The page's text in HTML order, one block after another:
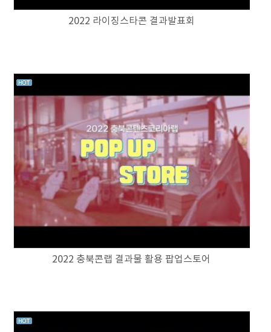
2022 라이징스타콘 결과발표회
2022 충북콘랩 결과물 활용 팝업스토어